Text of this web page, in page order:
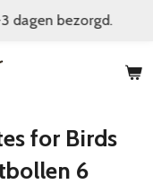
dagen bezorgd.
for Birds
6